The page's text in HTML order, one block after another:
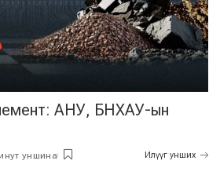
АНУ, БНХАУ-ын
уншина Илүүг унших